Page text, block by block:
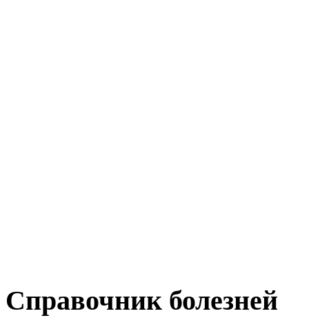
Справочник болезней